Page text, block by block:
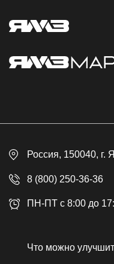
Контакты
Доставка
Контакты
Гарантия
Публичная оферта
Россия, 150040, г.
8 (800) 250-36-36
ПН-ПТ с 8:00 до
Что можно